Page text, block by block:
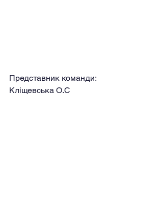
Представник команди:
Кліщевська О.С